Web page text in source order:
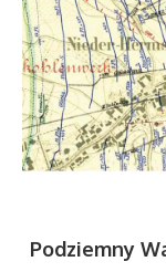
Podziemny